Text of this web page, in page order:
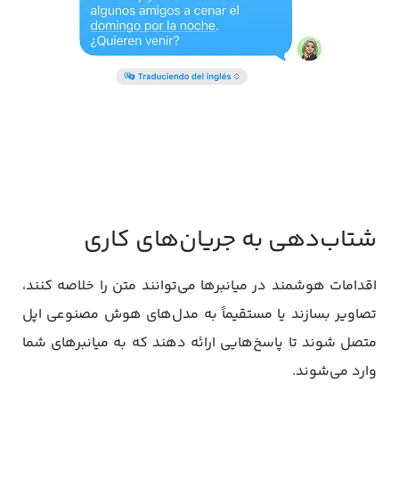
شتاب‌دهی به جریان‌های کاری
اقدامات هوشمند در میانبرها می‌توانند متن را خلاصه کنند،
تصاویر بسازند یا مستقیماً به مدل‌های هوش مصنوعی اپل
متصل شوند تا پاسخ‌هایی ارائه دهند که به میانبرهای شما
وارد می‌شوند.